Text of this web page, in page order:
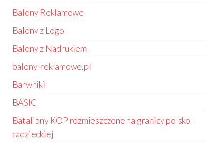
Balony Reklamowe
Balony z Logo
Balony z Nadrukiem
balony-reklamowe.pl
Barwniki
BASIC
Bataliony KOP rozmieszczone na granicy polsko-
radzieckiej